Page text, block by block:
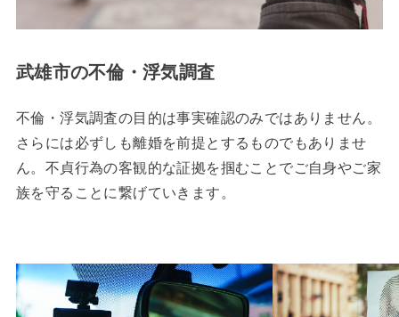
武雄市の不倫・浮気調査
不倫・浮気調査の目的は事実確認のみではありません。
さらには必ずしも離婚を前提とするものでもありませ
ん。不貞行為の客観的な証拠を掴むことでご自身やご家
族を守ることに繋げていきます。